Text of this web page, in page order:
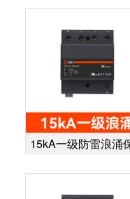
15kA一级防雷浪涌